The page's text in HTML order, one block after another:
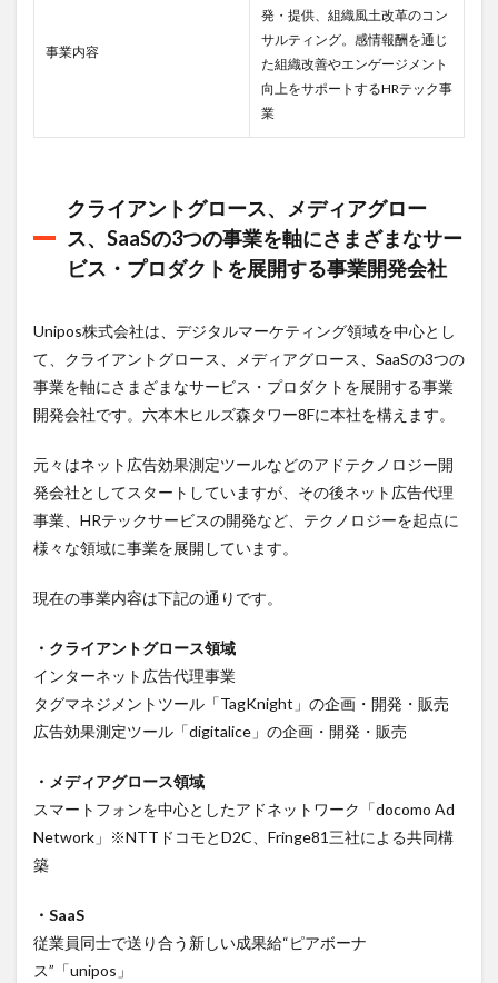
績につ
技術力
領域に
おける
ウにあ
り
1.4
株式会
ルチャ
ー
1.5
Unipos
株式会
在地・
ス
1.6
Unipos
社で働
ット
1.7
Unipos
Unipos
株式会
事業内容
発・提供、組織風土改革のコン
サルティング。感情報酬を通じ
た組織改善やエンゲージメント
向上をサポートするHRテック事
業
クライアントグロース、メディアグロー
ス、SaaSの3つの事業を軸にさまざまなサー
ビス・プロダクトを展開する事業開発会社
Unipos株式会社は、デジタルマーケティング領域を中心とし
て、クライアントグロース、メディアグロース、SaaSの3つの
事業を軸にさまざまなサービス・プロダクトを展開する事業
開発会社です。六本木ヒルズ森タワー8Fに本社を構えます。
元々はネット広告効果測定ツールなどのアドテクノロジー開
発会社としてスタートしていますが、その後ネット広告代理
事業、HRテックサービスの開発など、テクノロジーを起点に
様々な領域に事業を展開しています。
現在の事業内容は下記の通りです。
・クライアントグロース領域
インターネット広告代理事業
タグマネジメントツール「TagKnight」の企画・開発・販売
広告効果測定ツール「digitalice」の企画・開発・販売
・メディアグロース領域
スマートフォンを中心としたアドネットワーク「docomo Ad
Network」※NTTドコモとD2C、Fringe81三社による共同構
築
・SaaS
従業員同士で送り合う新しい成果給“ピアボーナ
ス”「unipos」